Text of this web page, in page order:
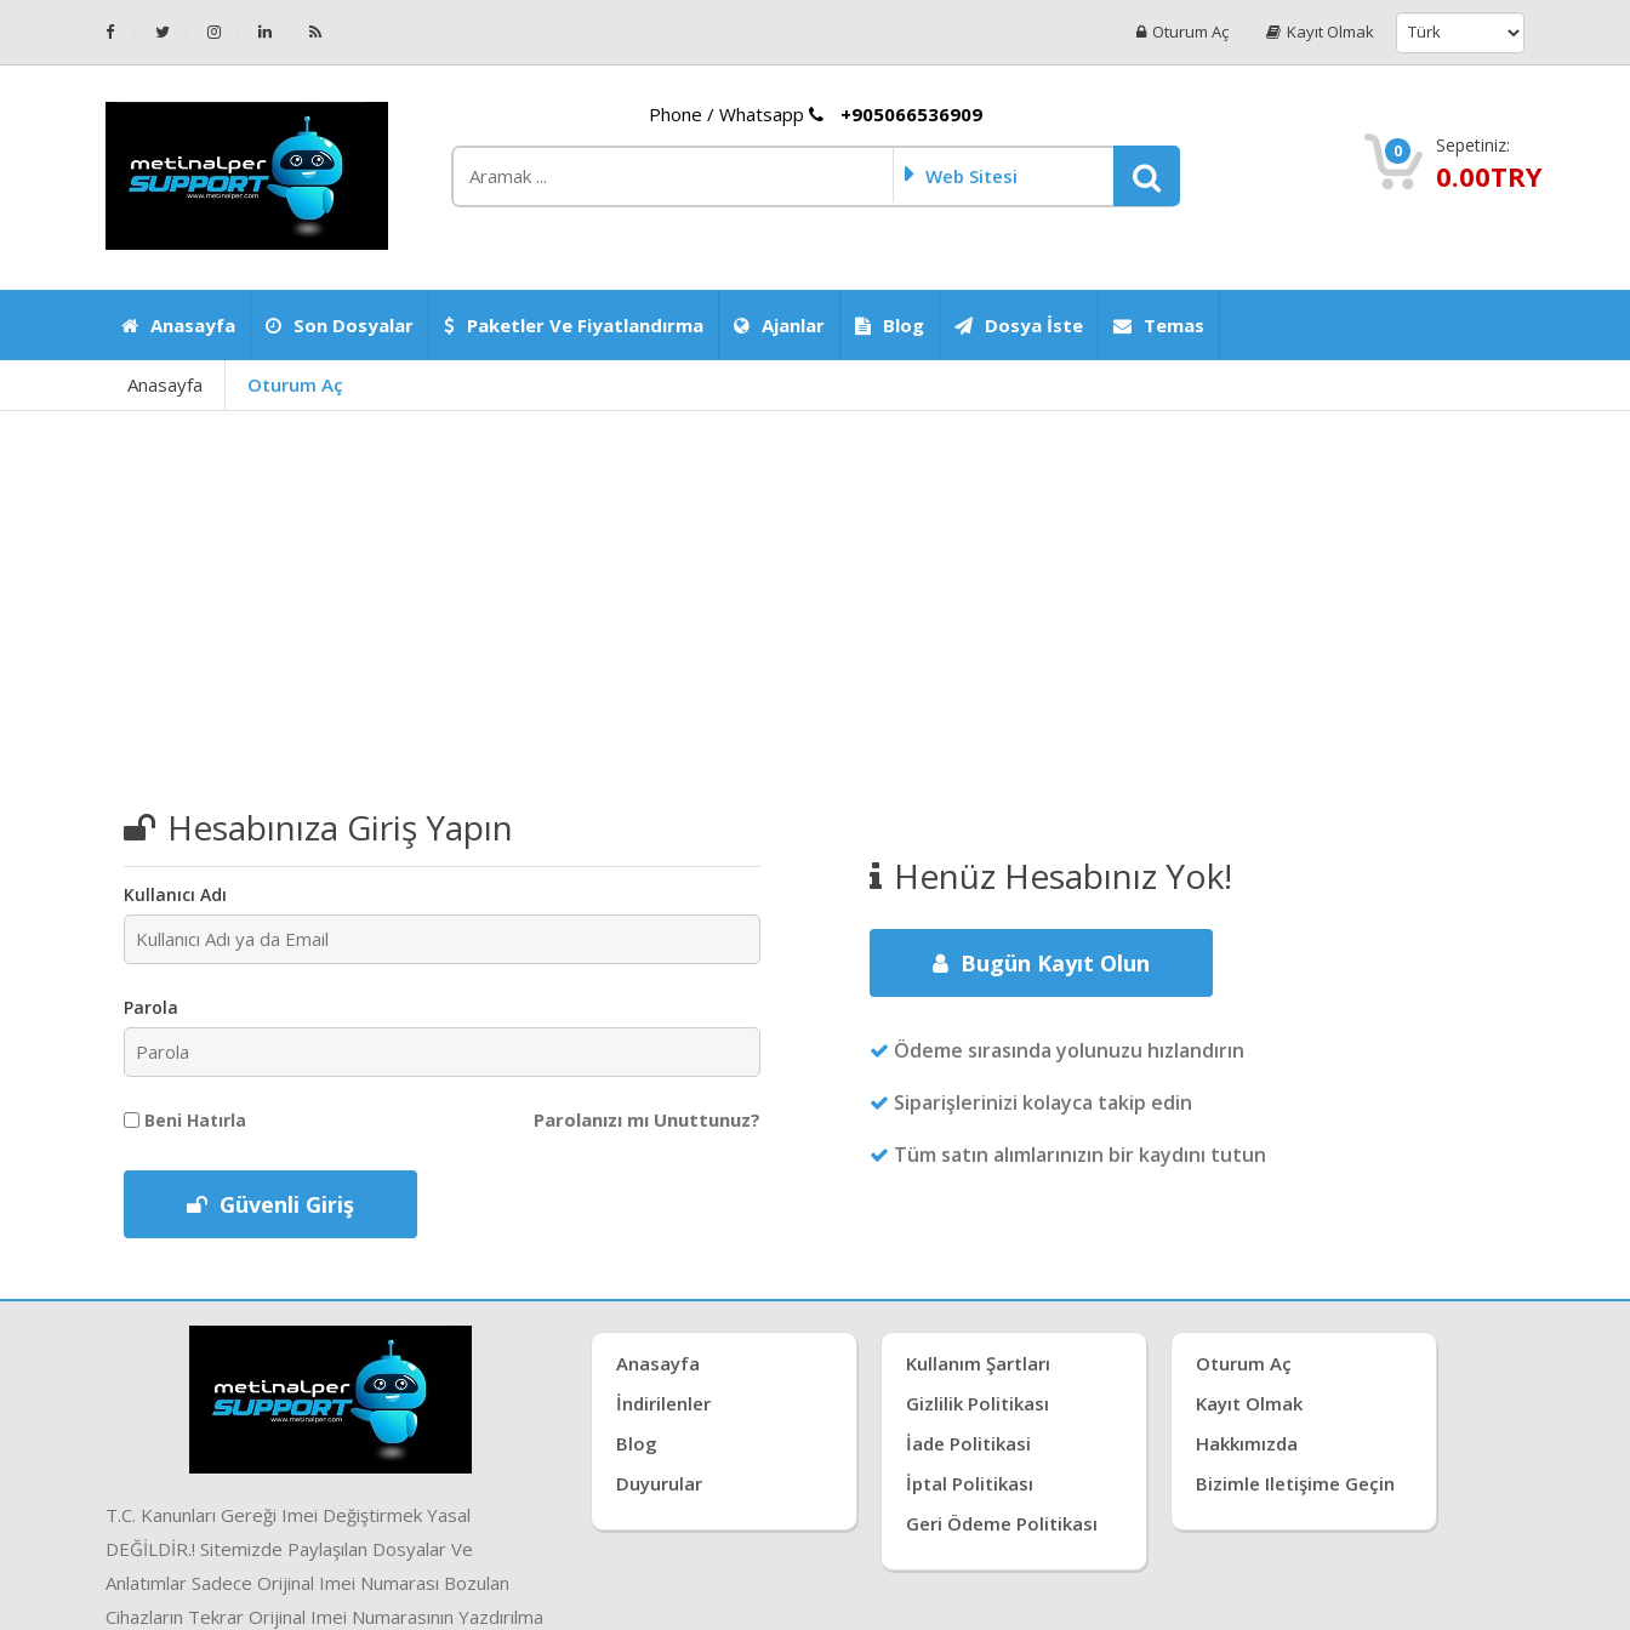
Oturum Aç Kayıt Olmak
Phone / Whatsapp +905066536909
Web Sitesi
0 Sepetiniz:
0.00TRY
Anasayfa Son Dosyalar Paketler Ve Fiyatlandırma Ajanlar Blog Dosya İste Temas
Anasayfa Oturum Aç
Hesabınıza Giriş Yapın
Kullanıcı Adı
Parola
Beni Hatırla Parolanızı mı Unuttunuz?
Güvenli Giriş
Henüz Hesabınız Yok!
Bugün Kayıt Olun
Ödeme sırasında yolunuzu hızlandırın
Siparişlerinizi kolayca takip edin
Tüm satın alımlarınızın bir kaydını tutun
T.C. Kanunları Gereği Imei Değiştirmek Yasal
DEĞİLDİR.! Sitemizde Paylaşılan Dosyalar Ve
Anlatımlar Sadece Orijinal Imei Numarası Bozulan
Cihazların Tekrar Orijinal Imei Numarasının Yazdırılma
Anasayfa
İndirilenler
Blog
Duyurular
Kullanım Şartları
Gizlilik Politikası
İade Politikasi
İptal Politikası
Geri Ödeme Politikası
Oturum Aç
Kayıt Olmak
Hakkımızda
Bizimle Iletişime Geçin